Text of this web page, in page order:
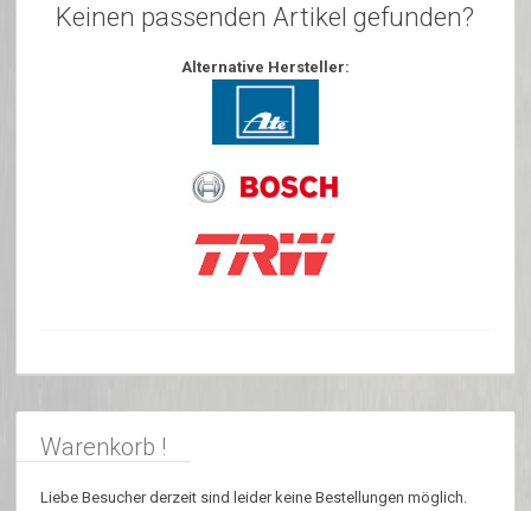
Keinen passenden Artikel gefunden?
Alternative Hersteller:
Warenkorb !
Liebe Besucher derzeit sind leider keine Bestellungen möglich.